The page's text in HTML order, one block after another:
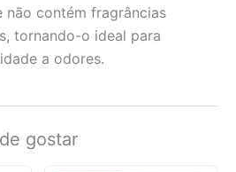
não contém fragrâncias
tornando-o ideal para
a odores.
gostar